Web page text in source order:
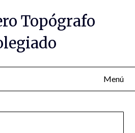
Topógrafo
Menú